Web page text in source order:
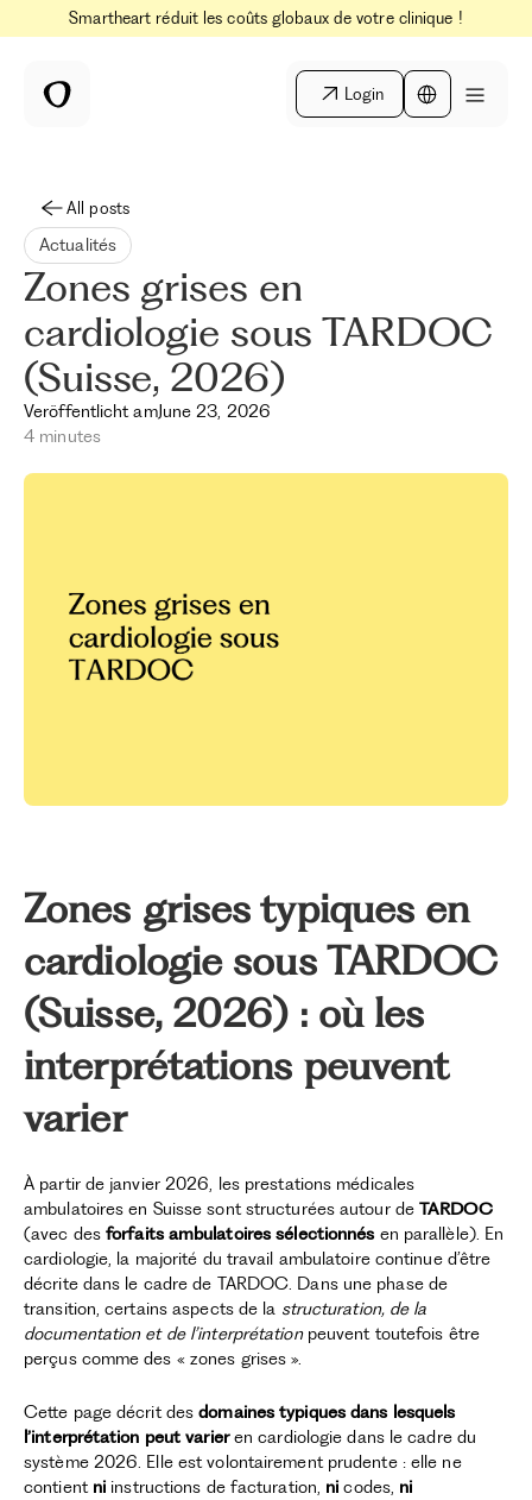
Smartheart réduit les coûts globaux de votre clinique !
Login
All posts
Actualités
Zones grises en
cardiologie sous TARDOC
(Suisse, 2026)
Veröffentlicht amJune 23, 2026
4 minutes
Zones grises typiques en
cardiologie sous TARDOC
(Suisse, 2026) : où les
interprétations peuvent
varier
À partir de janvier 2026, les prestations médicales
ambulatoires en Suisse sont structurées autour deTARDOC
(avec des forfaits ambulatoires sélectionnésen parallèle). En
cardiologie, la majorité du travail ambulatoire continue d’être
décrite dans le cadre de TARDOC. Dans une phase de
transition, certains aspects de la structuration, de la
documentation et de l’interprétationpeuvent toutefois être
perçus comme des « zones grises ».
Cette page décrit desdomaines typiques dans lesquels
l’interprétation peut varieren cardiologie dans le cadre du
système 2026. Elle est volontairement prudente : elle ne
contient ni instructions de facturation, ni codes, ni